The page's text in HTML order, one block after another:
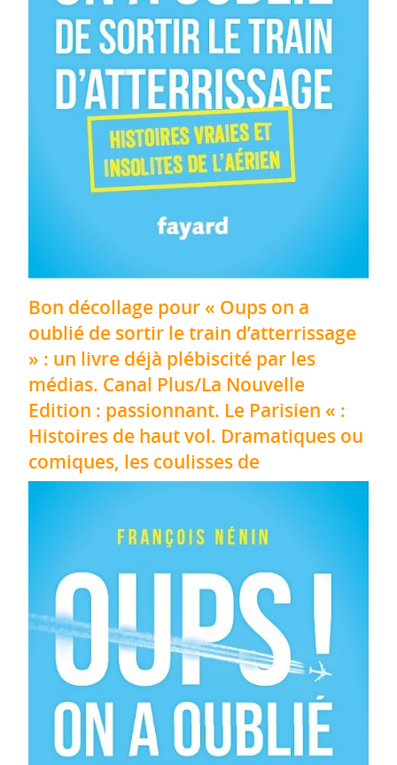
Bon décollage pour « Oups on a
oublié de sortir le train d’atterrissage
» : un livre déjà plébiscité par les
médias. Canal Plus/La Nouvelle
Edition : passionnant. Le Parisien « :
Histoires de haut vol. Dramatiques ou
comiques, les coulisses de